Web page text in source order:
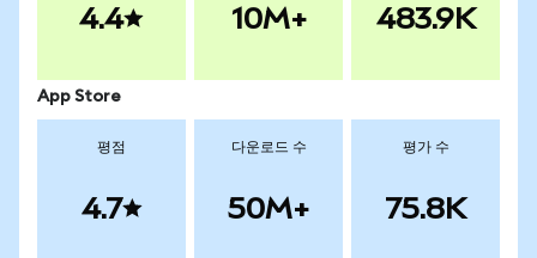
4.4 10M+ 483.9K
App Store
평점
4.7
다운로드 수
50M+
평가 수
75.8K